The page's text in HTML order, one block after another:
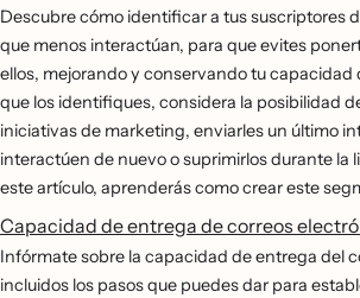
Descubre cómo identificar a tus suscriptores
que menos interactúan, para que evites
ellos, mejorando y conservando tu capacidad
que los identifiques, considera la posibilidad
iniciativas de marketing, enviarles un último
interactúen de nuevo o suprimirlos durante la
este artículo, aprenderás como crear este
Capacidad de entrega de correos
Infórmate sobre la capacidad de entrega del
incluidos los pasos que puedes dar para